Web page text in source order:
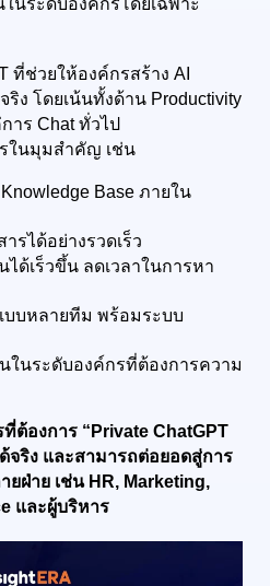
นระดับองค์กรโดยเฉพาะ
ที่ช่วยให้องค์กรสร้าง AI
ง โดยเน้นทั้งด้าน Productivity
าร Chat ทั่วไป
ในมุมสำคัญ เช่น
Base ภายใน
รได้อย่างรวดเร็ว
ด้เร็วขึ้น ลดเวลาในการหา
บบหลายทีม พร้อมระบบ
ในระดับองค์กรที่ต้องการความ
ต้องการ “Private ChatGPT
จริง และสามารถต่อยอดสู่การ
ยฝ่าย เช่น HR, Marketing,
และผู้บริหาร